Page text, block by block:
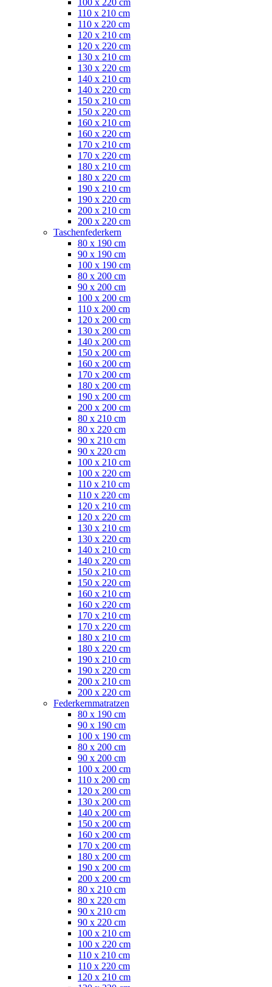
100 x 220 cm
110 x 210 cm
110 x 220 cm
120 x 210 cm
120 x 220 cm
130 x 210 cm
130 x 220 cm
140 x 210 cm
140 x 220 cm
150 x 210 cm
150 x 220 cm
160 x 210 cm
160 x 220 cm
170 x 210 cm
170 x 220 cm
180 x 210 cm
180 x 220 cm
190 x 210 cm
190 x 220 cm
200 x 210 cm
200 x 220 cm
Taschenfederkern
80 x 190 cm
90 x 190 cm
100 x 190 cm
80 x 200 cm
90 x 200 cm
100 x 200 cm
110 x 200 cm
120 x 200 cm
130 x 200 cm
140 x 200 cm
150 x 200 cm
160 x 200 cm
170 x 200 cm
180 x 200 cm
190 x 200 cm
200 x 200 cm
80 x 210 cm
80 x 220 cm
90 x 210 cm
90 x 220 cm
100 x 210 cm
100 x 220 cm
110 x 210 cm
110 x 220 cm
120 x 210 cm
120 x 220 cm
130 x 210 cm
130 x 220 cm
140 x 210 cm
140 x 220 cm
150 x 210 cm
150 x 220 cm
160 x 210 cm
160 x 220 cm
170 x 210 cm
170 x 220 cm
180 x 210 cm
180 x 220 cm
190 x 210 cm
190 x 220 cm
200 x 210 cm
200 x 220 cm
Federkernmatratzen
80 x 190 cm
90 x 190 cm
100 x 190 cm
80 x 200 cm
90 x 200 cm
100 x 200 cm
110 x 200 cm
120 x 200 cm
130 x 200 cm
140 x 200 cm
150 x 200 cm
160 x 200 cm
170 x 200 cm
180 x 200 cm
190 x 200 cm
200 x 200 cm
80 x 210 cm
80 x 220 cm
90 x 210 cm
90 x 220 cm
100 x 210 cm
100 x 220 cm
110 x 210 cm
110 x 220 cm
120 x 210 cm